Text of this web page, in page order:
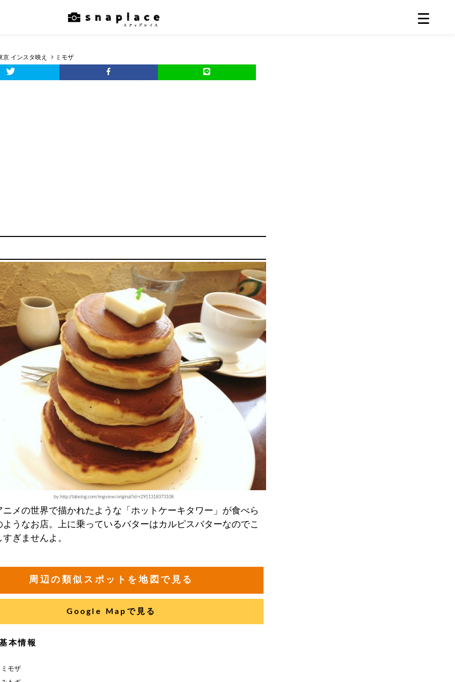
京 インスタ映え ミモザ
by http://tabelog.com/imgview/original?id=r2911318373108
ニメの世界で描かれたような「ホットケーキタワー」が食べら
ようなお店。上に乗っているバターはカルピスバターなのでこ
ぎませんよ。
周辺の類似スポットを地図で見る
Google Mapで見る
本情報
モザ